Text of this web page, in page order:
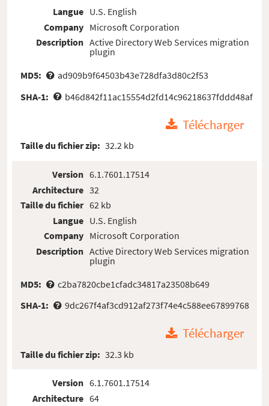
Langue
Company
Description
U.S. English
Microsoft Corporation
Active Directory Web Services migration
plugin
MD5:
ad909b9f64503b43e728dfa3d80c2f53
SHA-1:
b46d842f11ac15554d2fd14c96218637fddd48af
Télécharger
Taille du fichier zip: 32.2 kb
Version
Architecture
Taille du fichier
Langue
Company
Description
6.1.7601.17514
32
62 kb
U.S. English
Microsoft Corporation
Active Directory Web Services migration
plugin
MD5:
c2ba7820cbe1cfadc34817a23508b649
SHA-1:
9dc267f4af3cd912af273f74e4c588ee67899768
Télécharger
Taille du fichier zip: 32.3 kb
Version
Architecture
6.1.7601.17514
64